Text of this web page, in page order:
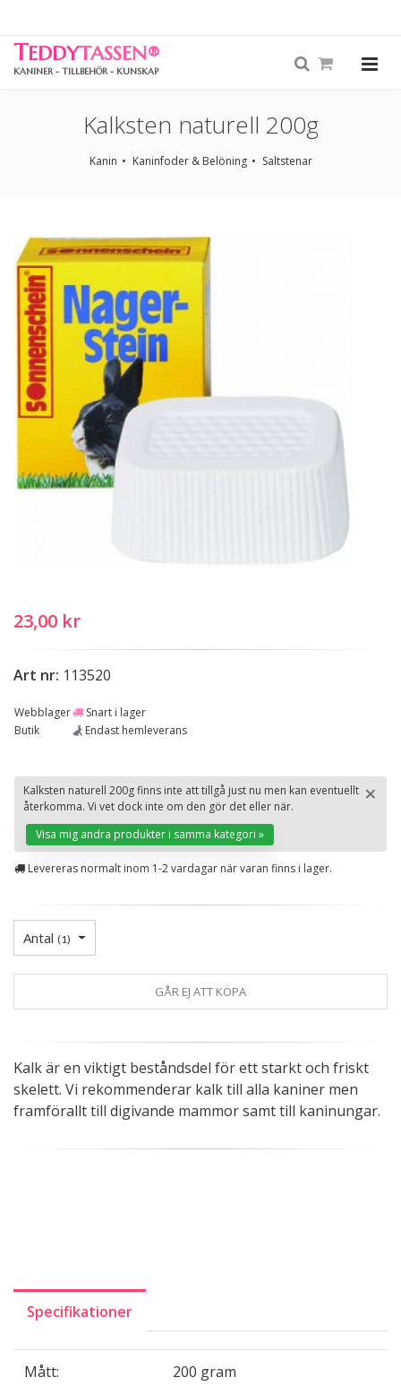
TEDDYTASSEN®
KANINER - TILLBEHÖR - KUNSKAP
Kalksten naturell 200g
Kanin Kaninfoder & Belöning Saltstenar
23,00 kr
Art nr: 113520
Webblager
Snart i lager
Butik
Endast hemleverans
×
Kalksten naturell 200g finns inte att tillgå just nu men kan eventuellt
återkomma. Vi vet dock inte om den gör det eller när.
Visa mig andra produkter i samma kategori »
Levereras normalt inom 1-2 vardagar när varan finns i lager.
Antal (1)
GÅR EJ ATT KÖPA
Kalk är en viktigt beståndsdel för ett starkt och friskt
skelett. Vi rekommenderar kalk till alla kaniner men
framförallt till digivande mammor samt till kaninungar.
Specifikationer
Mått: 200 gram